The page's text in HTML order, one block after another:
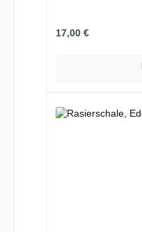
Regulärer Preis:
17,00 €